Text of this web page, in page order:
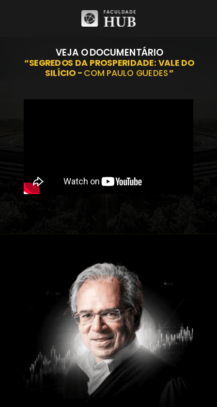
VEJA O DOCUMENTÁRIO
“SEGREDOS DA PROSPERIDADE: VALE DO
SILÍCIO - COM PAULO GUEDES”